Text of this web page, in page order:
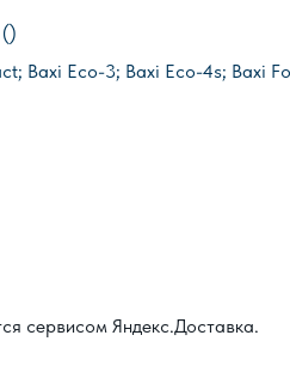
Baxi Eco-3; Baxi Eco-4s;
сервисом Яндекс.Доставка.